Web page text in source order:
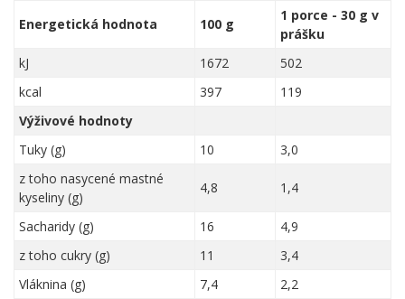
Energetická hodnota
100 g
1 porce - 30 g v
prášku
kJ
1672
502
kcal
397
119
Výživové hodnoty
Tuky (g)
10
3,0
z toho nasycené mastné
kyseliny (g)
4,8 1,4
Sacharidy (g) 16
4,9
z toho cukry (g)
11
3,4
Vláknina (g)
7,4
2,2